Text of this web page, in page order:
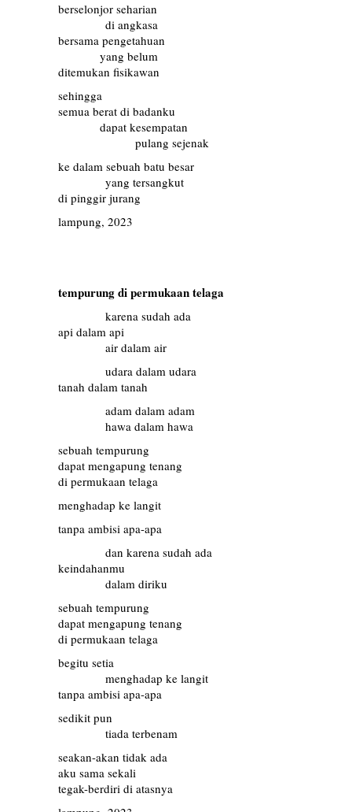
berselonjor seharian
di angkasa
bersama pengetahuan
yang belum
ditemukan fisikawan
sehingga
semua berat di badanku
dapat kesempatan
pulang sejenak
ke dalam sebuah batu besar
yang tersangkut
di pinggir jurang
lampung, 2023
tempurung di permukaan telaga
karena sudah ada
api dalam api
air dalam air
udara dalam udara
tanah dalam tanah
adam dalam adam
hawa dalam hawa
sebuah tempurung
dapat mengapung tenang
di permukaan telaga
menghadap ke langit
tanpa ambisi apa-apa
dan karena sudah ada
keindahanmu
dalam diriku
sebuah tempurung
dapat mengapung tenang
di permukaan telaga
begitu setia
menghadap ke langit
tanpa ambisi apa-apa
sedikit pun
tiada terbenam
seakan-akan tidak ada
aku sama sekali
tegak-berdiri di atasnya